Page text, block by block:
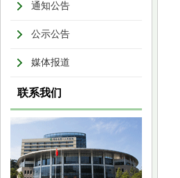
通知公告
公示公告
媒体报道
联系我们